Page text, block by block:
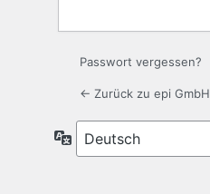
Passwort vergessen?
← Zurück zu epi GmbH
Sprache